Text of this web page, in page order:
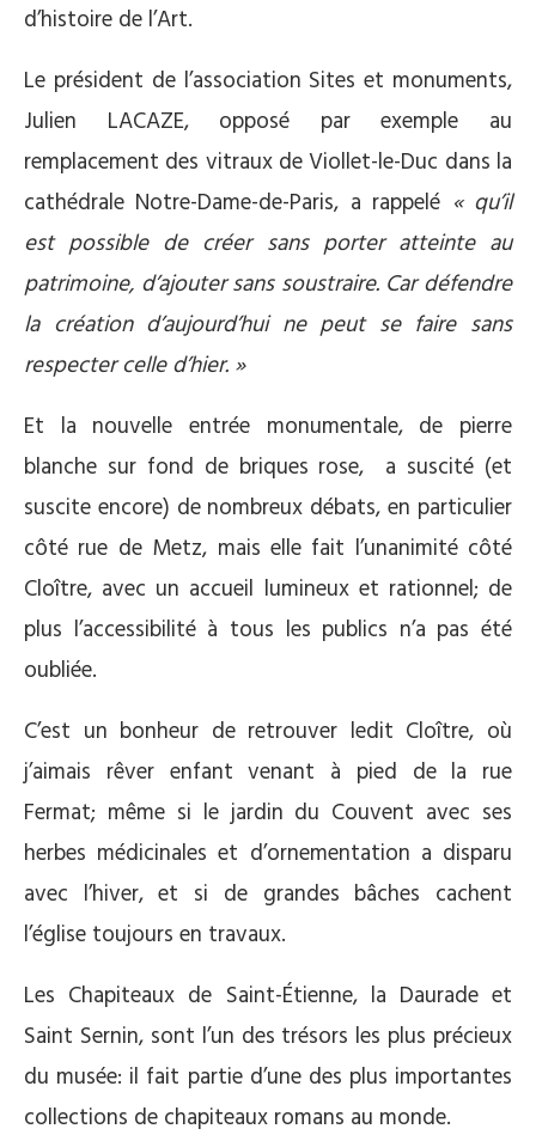
d’histoire de l’Art.
Le président de l’association Sites et monuments,
Julien LACAZE, opposé par exemple au
remplacement des vitraux de Viollet-le-Duc dans la
cathédrale Notre-Dame-de-Paris, a rappelé « qu’il
est possible de créer sans porter atteinte au
patrimoine, d’ajouter sans soustraire. Car défendre
la création d’aujourd’hui ne peut se faire sans
respecter celle d’hier. »
Et la nouvelle entrée monumentale, de pierre
blanche sur fond de briques rose, a suscité (et
suscite encore) de nombreux débats, en particulier
côté rue de Metz, mais elle fait l’unanimité côté
Cloître, avec un accueil lumineux et rationnel; de
plus l’accessibilité à tous les publics n’a pas été
oubliée.
C’est un bonheur de retrouver ledit Cloître, où
j’aimais rêver enfant venant à pied de la rue
Fermat; même si le jardin du Couvent avec ses
herbes médicinales et d’ornementation a disparu
avec l’hiver, et si de grandes bâches cachent
l’église toujours en travaux.
Les Chapiteaux de Saint-Étienne, la Daurade et
Saint Sernin, sont l’un des trésors les plus précieux
du musée: il fait partie d’une des plus importantes
collections de chapiteaux romans au monde.